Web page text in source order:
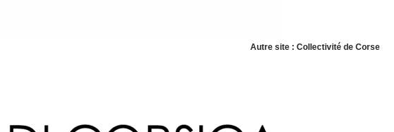
Autre site : Collectivité de Corse